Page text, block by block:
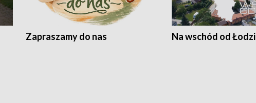
Zapraszamy do nas Na wschód od Łodzi